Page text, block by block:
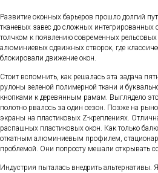
Развитие оконных барьеров прошло долгий
тканевых завес до сложных
толчком к появлению современных рельсовых
алюминиевых сдвижных створок, где
блокировали движение окон.
Стоит вспомнить, как решалась эта задача
рулоны зеленой полимерной ткани и
кнопками к деревянным рамам. Выглядело
полотно рвалось за один сезон. Позже на
экраны на пластиковых Z-креплениях.
распашных пластиковых окон. Как только
откатным алюминиевым профилем,
проблемой. Они попросту мешали открывать
Индустрия пыталась внедрить альтернативы.